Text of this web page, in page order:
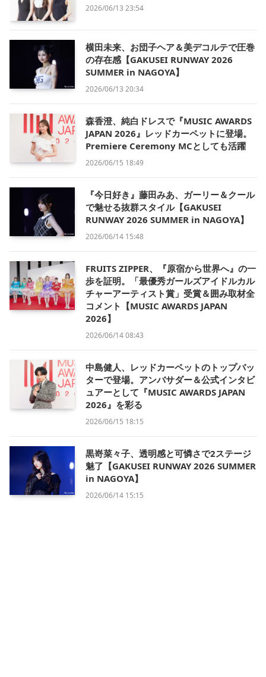
2026/06/13 23:54
横田未来、お団子ヘア＆美デコルテで圧巻
の存在感【GAKUSEI RUNWAY 2026
SUMMER in NAGOYA】
2026/06/13 20:34
森香澄、純白ドレスで『MUSIC AWARDS
JAPAN 2026』レッドカーペットに登場。
Premiere Ceremony MCとしても活躍
2026/06/15 18:49
『今日好き』藤田みあ、ガーリー＆クール
で魅せる抜群スタイル【GAKUSEI
RUNWAY 2026 SUMMER in NAGOYA】
2026/06/14 15:48
FRUITS ZIPPER、『原宿から世界へ』の一
歩を証明。「最優秀ガールズアイドルカル
チャーアーティスト賞」受賞＆囲み取材全
コメント【MUSIC AWARDS JAPAN
2026】
2026/06/14 08:43
中島健人、レッドカーペットのトップバッ
ターで登場。アンバサダー＆公式インタビ
ュアーとして『MUSIC AWARDS JAPAN
2026』を彩る
2026/06/15 18:15
黒嵜菜々子、透明感と可憐さで2ステージ
魅了【GAKUSEI RUNWAY 2026 SUMMER
in NAGOYA】
2026/06/14 15:15